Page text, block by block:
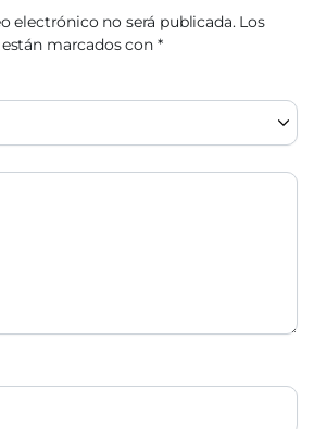
electrónico no será publicada. Los
marcados con *